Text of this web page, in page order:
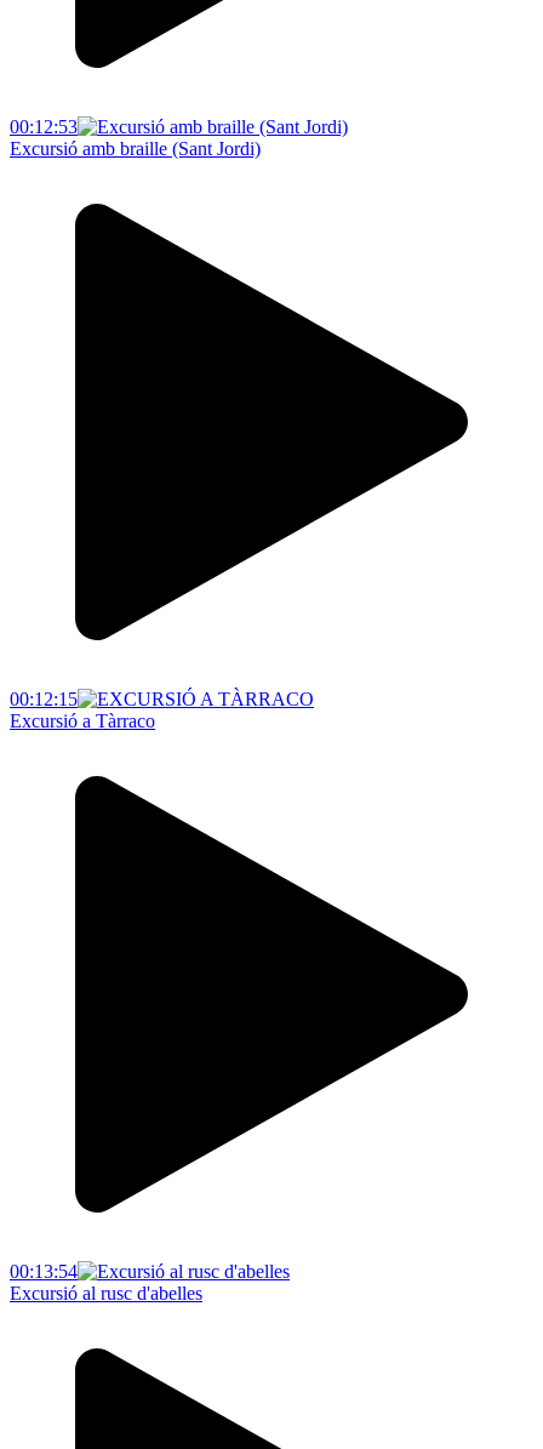
00:12:53
Excursió amb braille (Sant Jordi)
00:12:15
Excursió a Tàrraco
00:13:54
Excursió al rusc d'abelles